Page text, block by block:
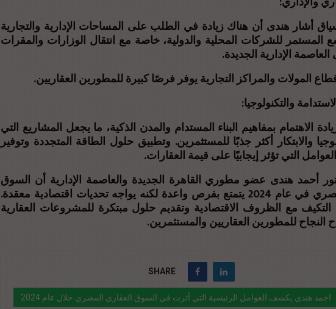
أشار هندى أن هناك زيادة في الطلب على المساحات الإدارية والتجارية
المستمر للشركات المحلية والدولية، خاصة مع انتقال الوزارات والمقرات
العاصمة الإدارية الجديدة.
المولات والمراكز التجارية يوفر فرصًا كبيرة للمطورين العقاريين.
والتكنولوجيا:
الاهتمام بمفاهيم البناء المستدام والمدن الذكية، ما يجعل المشاريع التي
والابتكار أكثر جذبًا للمستثمرين. وتطبيق حلول الطاقة المتجددة وتوفير
التي تؤثر إيجابيًا على قيمة العقارات.
أحمد هندى عضو مطوري القاهرة الجديدة والعاصمة الإدارية أن السوق
العقاري المصري في عام 2024 يتمتع بفرص واعدة لكنه يواجه تحديات اقتصادية معقدة.
مع الظروف الاقتصادية وتقديم حلول مبتكرة للمشروعات العقارية
النجاح للمطورين العقاريين والمستثمرين.
SHARE
احمد هندي يكشف العوامل الرئيسية التي أثرت في السوق العقاري المصري خلال عام 2024